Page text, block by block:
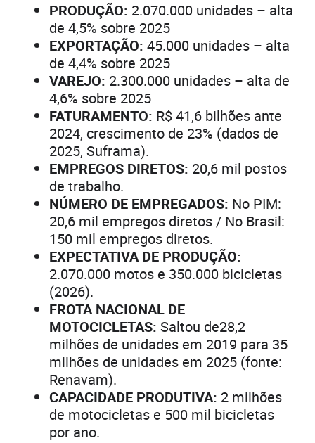
PRODUÇÃO: 2.070.000 unidades – alta
de 4,5% sobre 2025
EXPORTAÇÃO: 45.000 unidades – alta
de 4,4% sobre 2025
VAREJO: 2.300.000 unidades – alta de
4,6% sobre 2025
FATURAMENTO: R$ 41,6 bilhões ante
2024, crescimento de 23% (dados de
2025, Suframa).
EMPREGOS DIRETOS: 20,6 mil postos
de trabalho.
NÚMERO DE EMPREGADOS: No PIM:
20,6 mil empregos diretos / No Brasil:
150 mil empregos diretos.
EXPECTATIVA DE PRODUÇÃO:
2.070.000 motos e 350.000 bicicletas
(2026).
FROTA NACIONAL DE
MOTOCICLETAS: Saltou de28,2
milhões de unidades em 2019 para 35
milhões de unidades em 2025 (fonte:
Renavam).
CAPACIDADE PRODUTIVA: 2 milhões
de motocicletas e 500 mil bicicletas
por ano.